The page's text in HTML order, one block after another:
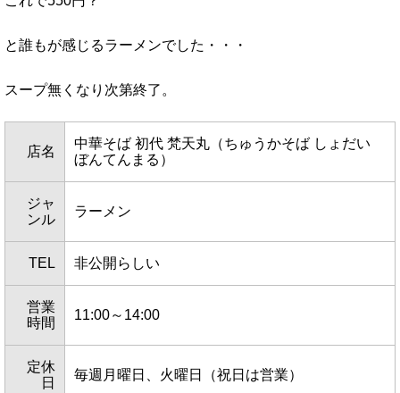
と誰もが感じるラーメンでした・・・
スープ無くなり次第終了。
店名
中華そば 初代 梵天丸（ちゅうかそば しょだい
ぼんてんまる）
ジャ
ンル
ラーメン
TEL 非公開らしい
営業
時間
11:00～14:00
定休
日
毎週月曜日、火曜日（祝日は営業）